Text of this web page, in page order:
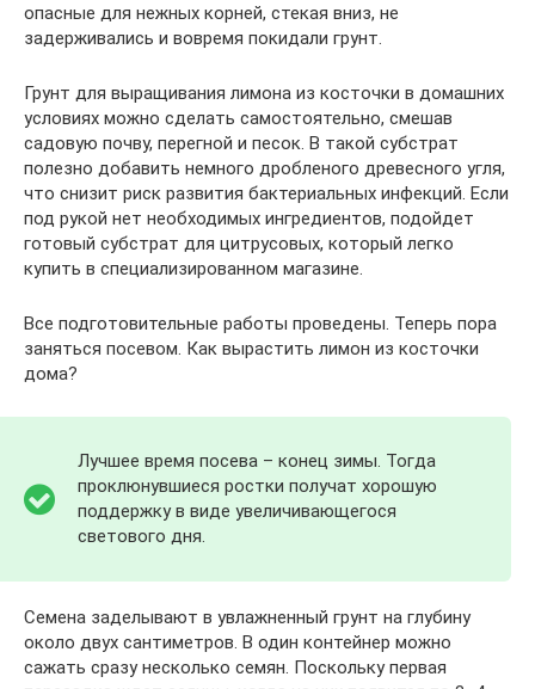
опасные для нежных корней, стекая вниз, не
задерживались и вовремя покидали грунт.
Грунт для выращивания лимона из косточки в домашних
условиях можно сделать самостоятельно, смешав
садовую почву, перегной и песок. В такой субстрат
полезно добавить немного дробленого древесного угля,
что снизит риск развития бактериальных инфекций. Если
под рукой нет необходимых ингредиентов, подойдет
готовый субстрат для цитрусовых, который легко
купить в специализированном магазине.
Все подготовительные работы проведены. Теперь пора
заняться посевом. Как вырастить лимон из косточки
дома?
Лучшее время посева – конец зимы. Тогда
проклюнувшиеся ростки получат хорошую
поддержку в виде увеличивающегося
светового дня.
Семена заделывают в увлажненный грунт на глубину
около двух сантиметров. В один контейнер можно
сажать сразу несколько семян. Поскольку первая